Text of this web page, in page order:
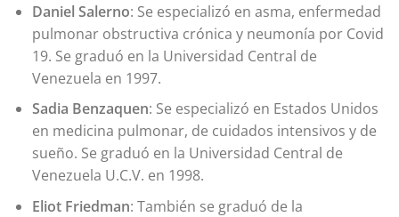
Daniel Salerno: Se especializó en asma, enfermedad
pulmonar obstructiva crónica y neumonía por Covid
19. Se graduó en la Universidad Central de
Venezuela en 1997.
Sadia Benzaquen: Se especializó en Estados Unidos
en medicina pulmonar, de cuidados intensivos y de
sueño. Se graduó en la Universidad Central de
Venezuela U.C.V. en 1998.
Eliot Friedman: También se graduó de la